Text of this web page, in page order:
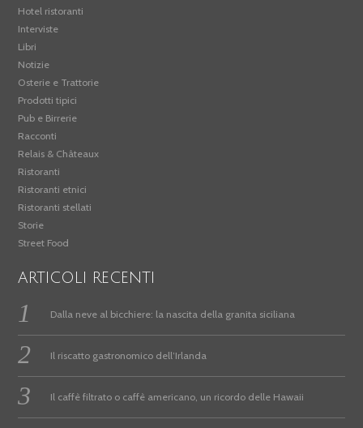
Hotel ristoranti
Interviste
Libri
Notizie
Osterie e Trattorie
Prodotti tipici
Pub e Birrerie
Racconti
Relais & Châteaux
Ristoranti
Ristoranti etnici
Ristoranti stellati
Storie
Street Food
ARTICOLI RECENTI
Dalla neve al bicchiere: la nascita della granita siciliana
Il riscatto gastronomico dell’Irlanda
Il caffè filtrato o caffè americano, un ricordo delle Hawaii